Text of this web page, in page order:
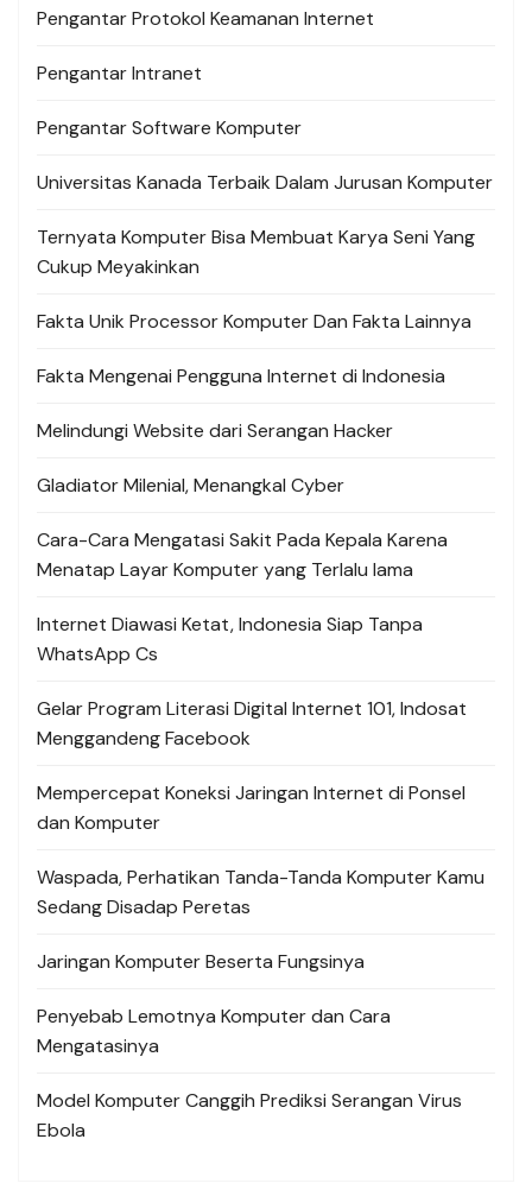
Pengantar Protokol Keamanan Internet
Pengantar Intranet
Pengantar Software Komputer
Universitas Kanada Terbaik Dalam Jurusan Komputer
Ternyata Komputer Bisa Membuat Karya Seni Yang
Cukup Meyakinkan
Fakta Unik Processor Komputer Dan Fakta Lainnya
Fakta Mengenai Pengguna Internet di Indonesia
Melindungi Website dari Serangan Hacker
Gladiator Milenial, Menangkal Cyber
Cara-Cara Mengatasi Sakit Pada Kepala Karena
Menatap Layar Komputer yang Terlalu lama
Internet Diawasi Ketat, Indonesia Siap Tanpa
WhatsApp Cs
Gelar Program Literasi Digital Internet 101, Indosat
Menggandeng Facebook
Mempercepat Koneksi Jaringan Internet di Ponsel
dan Komputer
Waspada, Perhatikan Tanda-Tanda Komputer Kamu
Sedang Disadap Peretas
Jaringan Komputer Beserta Fungsinya
Penyebab Lemotnya Komputer dan Cara
Mengatasinya
Model Komputer Canggih Prediksi Serangan Virus
Ebola